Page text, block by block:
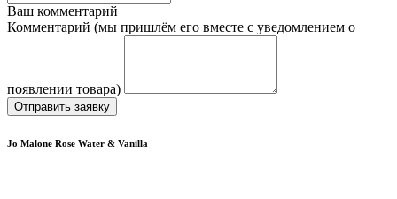
Ваш комментарий
Комментарий (мы пришлём его вместе с уведомлением о
появлении товара)
Отправить заявку
Jo Malone Rose Water & Vanilla